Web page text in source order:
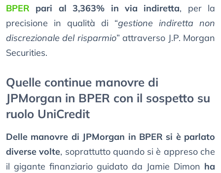
BPER pari al 3,363% in via indiretta, per la
precisione in qualità di “gestione indiretta non
discrezionale del risparmio” attraverso J.P. Morgan
Securities.
Quelle continue manovre di
JPMorgan in BPER con il sospetto su
ruolo UniCredit
Delle manovre di JPMorgan in BPER si è parlato
diverse volte, soprattutto quando si è appreso che
il gigante finanziario guidato da Jamie Dimon ha